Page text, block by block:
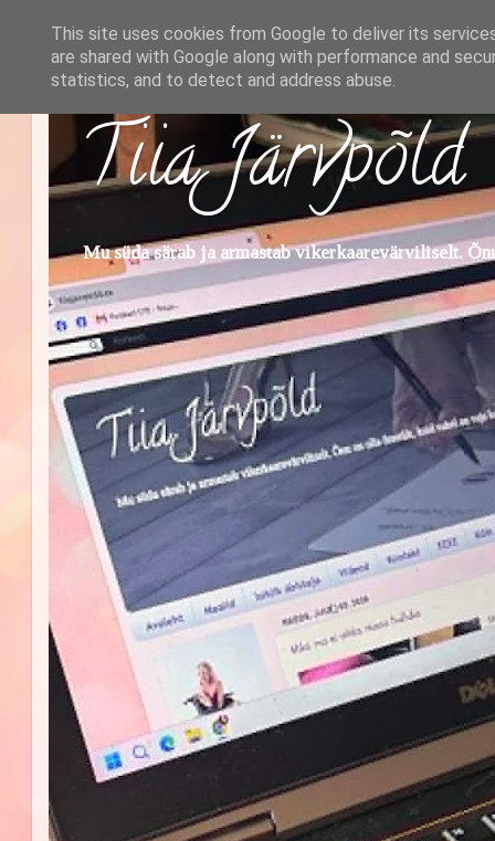
Tiia Järvpõld
Mu süda särab ja armastab vikerkaarevärviliselt.
This site uses cookies from Google to deliver its
are shared with Google along with performance and
statistics, and to detect and address abuse.